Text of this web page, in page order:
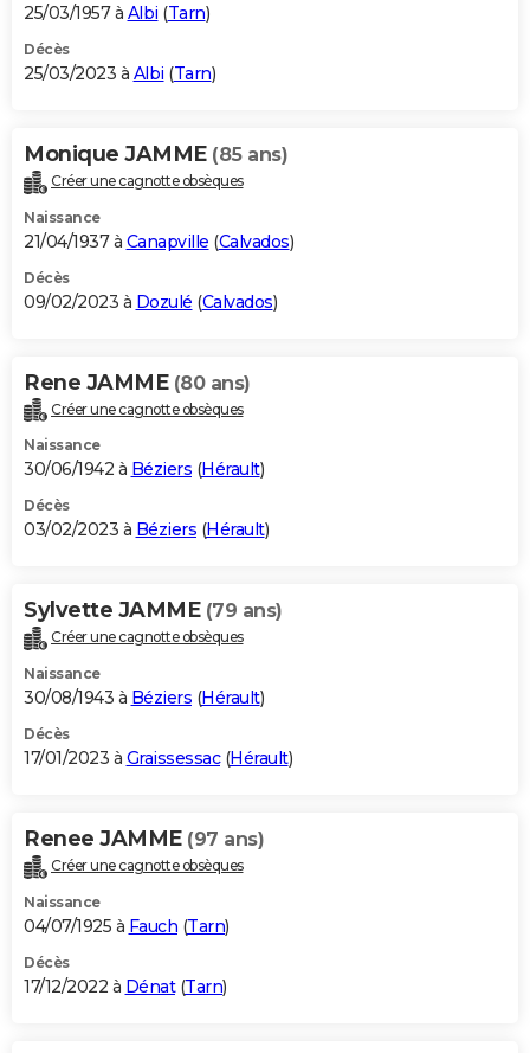
25/03/1957 à Albi (Tarn)
Décès
25/03/2023 à Albi (Tarn)
Monique JAMME (85 ans)
Créer une cagnotte obsèques
Naissance
21/04/1937 à Canapville (Calvados)
Décès
09/02/2023 à Dozulé (Calvados)
Rene JAMME (80 ans)
Créer une cagnotte obsèques
Naissance
30/06/1942 à Béziers (Hérault)
Décès
03/02/2023 à Béziers (Hérault)
Sylvette JAMME (79 ans)
Créer une cagnotte obsèques
Naissance
30/08/1943 à Béziers (Hérault)
Décès
17/01/2023 à Graissessac(Hérault)
Renee JAMME (97 ans)
Créer une cagnotte obsèques
Naissance
04/07/1925 à Fauch (Tarn)
Décès
17/12/2022 à Dénat(Tarn)